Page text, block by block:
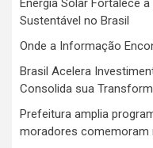
Energia Solar Fortalece
Sustentável no Brasil
Onde a Informação
Brasil Acelera
Consolida sua
Prefeitura amplia
moradores comemoram